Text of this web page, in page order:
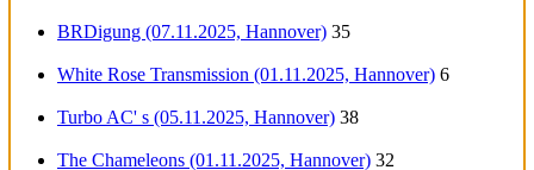
BRDigung (07.11.2025, Hannover) 35
White Rose Transmission (01.11.2025, Hannover) 6
Turbo AC' s (05.11.2025, Hannover) 38
The Chameleons (01.11.2025, Hannover) 32